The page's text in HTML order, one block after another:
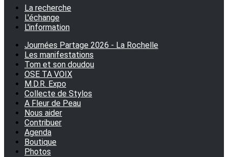
La recherche
L'échange
L'information
Journées Partage 2026 - La Rochelle
Les manifestations
Tom et son doudou
OSE TA VOIX
M.D.R. Expo
Collecte de Stylos
A Fleur de Peau
Nous aider
Contribuer
Agenda
Boutique
Photos